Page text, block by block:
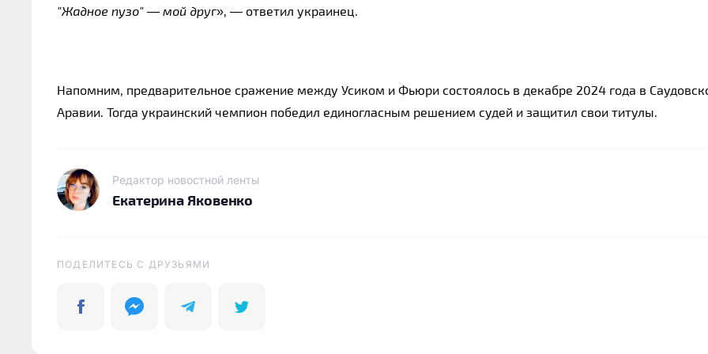
"Жадное пузо" — мой друг», — ответил украинец.
Напомним, предварительное сражение между Усиком и Фьюри состоялось в декабре 2024 года в
Аравии. Тогда украинский чемпион победил единогласным решением судей и защитил свои титулы.
Редактор новостной ленты
Екатерина Яковенко
ПОДЕЛИТЕСЬ C ДРУЗЬЯМИ